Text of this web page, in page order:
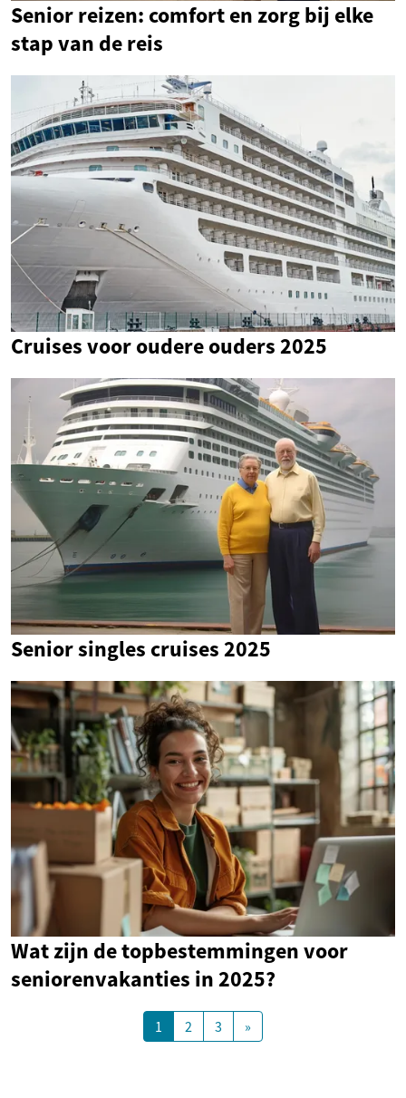
Senior reizen: comfort en zorg bij elke
stap van de reis
Cruises voor oudere ouders 2025
Senior singles cruises 2025
Wat zijn de topbestemmingen voor
seniorenvakanties in 2025?
1 2 3 »